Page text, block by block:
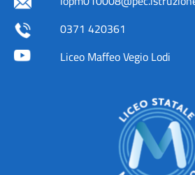
0371 420361
Liceo Maffeo Vegio Lodi